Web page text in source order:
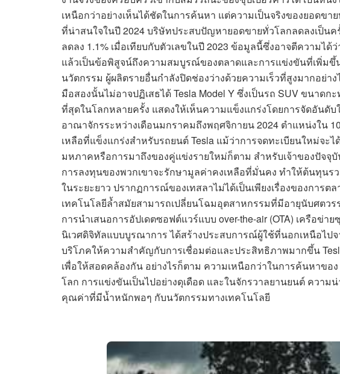
เหนือกว่าอย่างเห็นได้ชัดในการค้นหา แต่ความเป็นจริงของยอดขา
ที่น่าสนใจในปี 2024 บริษัทประสบปัญหายอดขายทั่วโลกลดลงเป็น
ลดลง 1.1% เมื่อเทียบกับตัวเลขในปี 2023 ข้อมูลนี้ซึ่งอาจตีความ
แล้วเป็นข้อพิสูจน์ถึงความสมบูรณ์ของตลาดและการแข่งขันที่เพิ่มขึ้
นวัตกรรม ผู้ผลิตรายอื่นกำลังปิดช่องว่างด้วยความเร็วที่สูงมากอย่า
มือสองนั้นไม่อาจปฏิเสธได้ Tesla Model Y ซึ่งเป็นรถ SUV ขนาด
ที่สุดในโลกหลายครั้ง แสดงให้เห็นความแข็งแกร่งโดยการจัดอันดั
อาณาจักรระหว่างเดือนมกราคมถึงพฤศจิกายน 2024 ตำแหน่งใน
เหลือที่แข็งแกร่งสำหรับรถยนต์ Tesla แม้ว่าการจดทะเบียนใหม่จะ
มหภาคหรือการมาถึงของคู่แข่งรายใหม่ก็ตาม สำหรับเจ้าของปัจจุ
การลงทุนของพวกเขาจะรักษามูลค่าคงเหลือที่มั่นคง ทำให้ต้นทุนร
ในระยะยาว ปรากฏการณ์ของเทสลาไม่ได้เป็นเพียงเรื่องของการต
เทคโนโลยีล้ำสมัยสามารถเปลี่ยนโฉมอุตสาหกรรมที่มีอายุนับศตว
การนำเสนอการอัปเดตซอฟต์แวร์แบบ over-the-air (OTA) เครือข่า
นิเวศดิจิทัลแบบบูรณาการ ได้สร้างประสบการณ์ผู้ใช้ที่นอกเหนือไปจ
บริโภคให้ความสำคัญกับการเชื่อมต่อและประสิทธิภาพมากขึ้น
เพื่อให้สอดคล้องกัน อย่างไรก็ตาม ความเหนือกว่าในการค้นหาขอ
โลก การแข่งขันเป็นไปอย่างดุเดือด และในจักรวาลยานยนต์ ความ
คุณค่าที่มีน้ำหนักพอๆ กับนวัตกรรมทางเทคโนโลยี